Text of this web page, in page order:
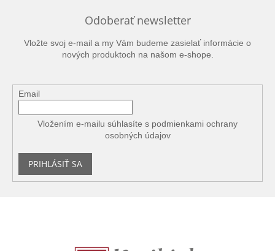
Odoberať newsletter
Vložte svoj e-mail a my Vám budeme zasielať informácie o
nových produktoch na našom e-shope.
Email
Vložením e-mailu súhlasíte s podmienkami ochrany
osobných údajov
PRIHLÁSIŤ SA